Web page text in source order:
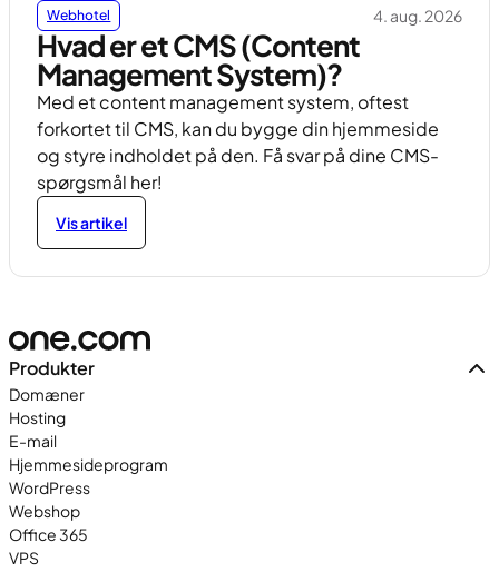
Webhotel 4. aug. 2026
Hvad er et CMS (Content
Management System)?
Med et content management system, oftest
forkortet til CMS, kan du bygge din hjemmeside
og styre indholdet på den. Få svar på dine CMS-
spørgsmål her!
Vis artikel
Produkter
Domæner
Hosting
E-mail
Hjemmesideprogram
WordPress
Webshop
Office 365
VPS